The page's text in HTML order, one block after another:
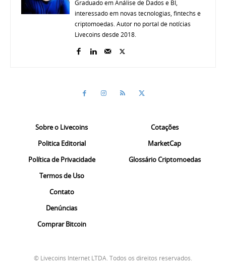
Graduado em Análise de Dados e BI,
interessado em novas tecnologias, fintechs e
criptomoedas. Autor no portal de notícias
Livecoins desde 2018.
Sobre o Livecoins
Politica Editorial
Política de Privacidade
Termos de Uso
Contato
Denúncias
Comprar Bitcoin
Cotações
MarketCap
Glossário Criptomoedas
© Livecoins Internet LTDA. Todos os direitos reservados.